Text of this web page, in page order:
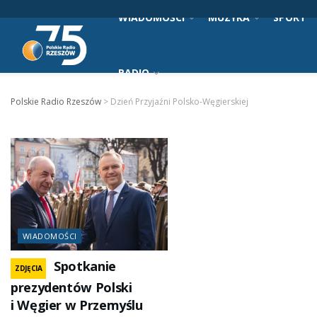
WIADOMOŚCI MUZYKA SPORT
RADIO
Polskie Radio Rzeszów > Dzień Przyjaźni Polsko-Węgierskiej
WIADOMOŚCI
ZDJĘCIA
Spotkanie
prezydentów Polski
i Węgier w Przemyślu